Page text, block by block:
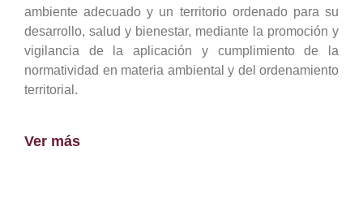
ambiente adecuado y un territorio ordenado para su
desarrollo, salud y bienestar, mediante la promoción y
vigilancia de la aplicación y cumplimiento de la
normatividad en materia ambiental y del ordenamiento
territorial.
Ver más